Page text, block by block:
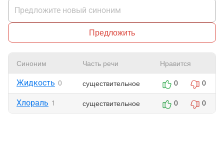
Предложить
Синоним Часть речи Нравится
Жидкость 0 существительное 0 0
Хлораль 1 существительное 0 0